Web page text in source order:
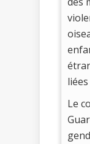
liées
Le